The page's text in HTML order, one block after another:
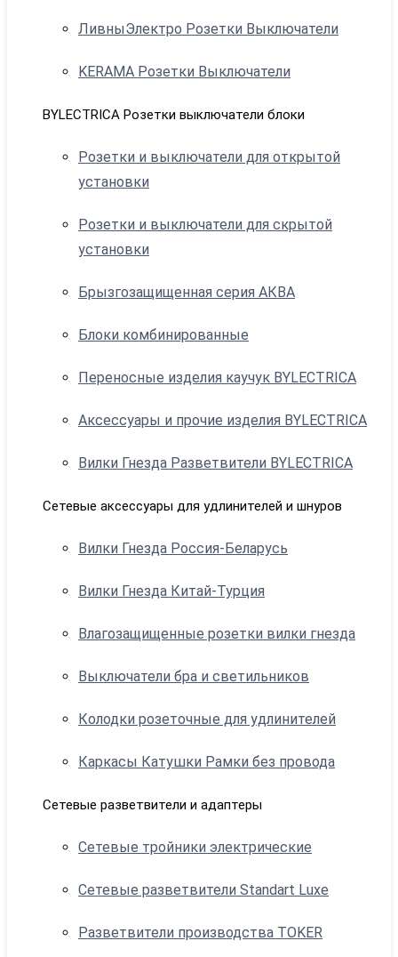
ЛивныЭлектро Розетки Выключатели
KERAMA Розетки Выключатели
BYLECTRICA Розетки выключатели блоки
Розетки и выключатели для открытой
установки
Розетки и выключатели для скрытой
установки
Брызгозащищенная серия АКВА
Блоки комбинированные
Переносные изделия каучук BYLECTRICA
Аксессуары и прочие изделия BYLECTRICA
Вилки Гнезда Разветвители BYLECTRICA
Сетевые аксессуары для удлинителей и шнуров
Вилки Гнезда Россия-Беларусь
Вилки Гнезда Китай-Турция
Влагозащищенные розетки вилки гнезда
Выключатели бра и светильников
Колодки розеточные для удлинителей
Каркасы Катушки Рамки без провода
Сетевые разветвители и адаптеры
Сетевые тройники электрические
Сетевые разветвители Standart Luxe
Разветвители производства TOKER